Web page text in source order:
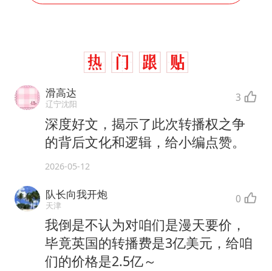
滑高达
辽宁沈阳 3
深度好文，揭示了此次转播权之争
的背后文化和逻辑，给小编点赞。
2026-05-12
队长向我开炮
天津 0
我倒是不认为对咱们是漫天要价，
毕竟英国的转播费是3亿美元，给咱
们的价格是2.5亿～